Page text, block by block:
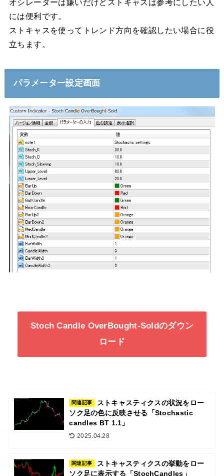
オシレーターは嫌いだけどストキャスは参考にしたい人
には便利です。
ストキャスを使ってトレンド方向を確認したい場合に役
立ちます。
パラメーター設定画面
Stoch Candle OverBought-Soldのダウン
ロード
関連記事
ストキャスティクスの状況をロー
ソク足の色に反映させる「Stochastic
candles BT 1.1」
2025.04.28
関連記事
ストキャスティクスの挙動をロー
ソク足に表示する「StochCandles」